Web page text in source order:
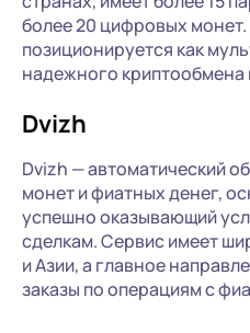
более 20 цифровых
позиционируется как
надежного криптообмена
Dvizh
Dvizh — автоматический
монет и фиатных денег,
успешно оказывающий
сделкам. Сервис имеет
и Азии, а главное
заказы по операциям с